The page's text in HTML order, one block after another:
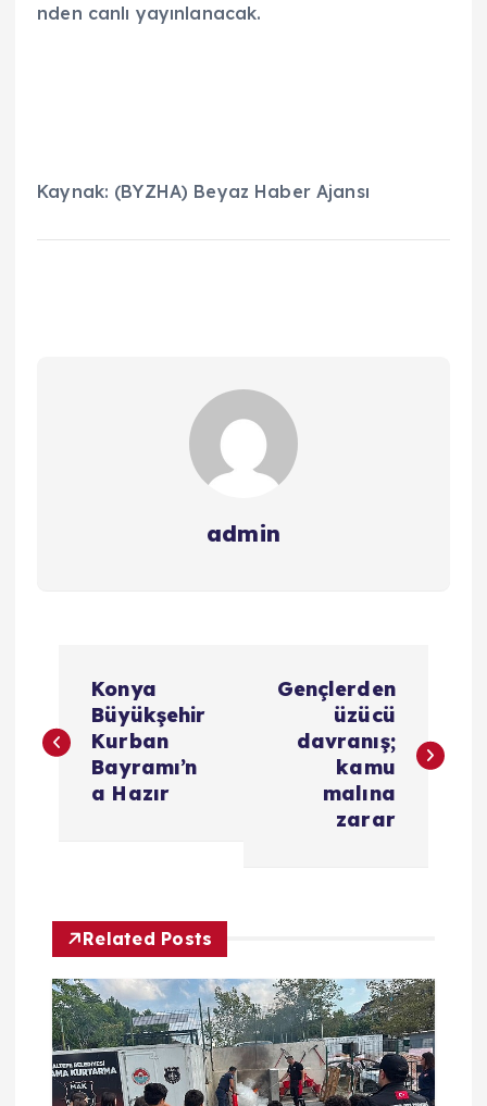
nden canlı yayınlanacak.
Kaynak: (BYZHA) Beyaz Haber Ajansı
admin
a
e
z
Konya
Büyükşehir
Kurban
Bayramı’n
a Hazır
Gençlerden
üzücü
davranış;
kamu
malına
zarar
Related Posts